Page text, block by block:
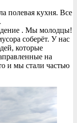
полевая кухня. Все
. Мы молодцы!
соберёт. У нас
которые
на
и мы стали частью